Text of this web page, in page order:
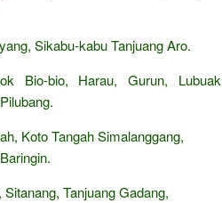
Sikabu-kabu Tanjuang Aro.
Bio-bio, Harau, Gurun, Lubuak
Koto Tangah Simalanggang,
Tanjuang Gadang,